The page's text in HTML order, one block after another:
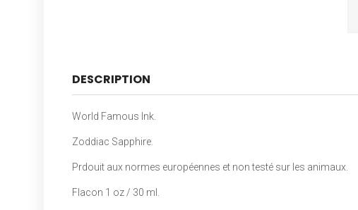
DESCRIPTION
World Famous Ink.
Zoddiac Sapphire.
Prdouit aux normes européennes et non testé sur les animaux.
Flacon 1 oz / 30 ml.